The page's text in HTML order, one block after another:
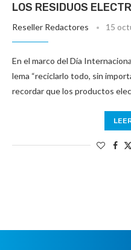
LOS RESIDUOS
Reseller Redactores 15
En el marco del Día
lema “reciclarlo todo, sin
recordar que los productos